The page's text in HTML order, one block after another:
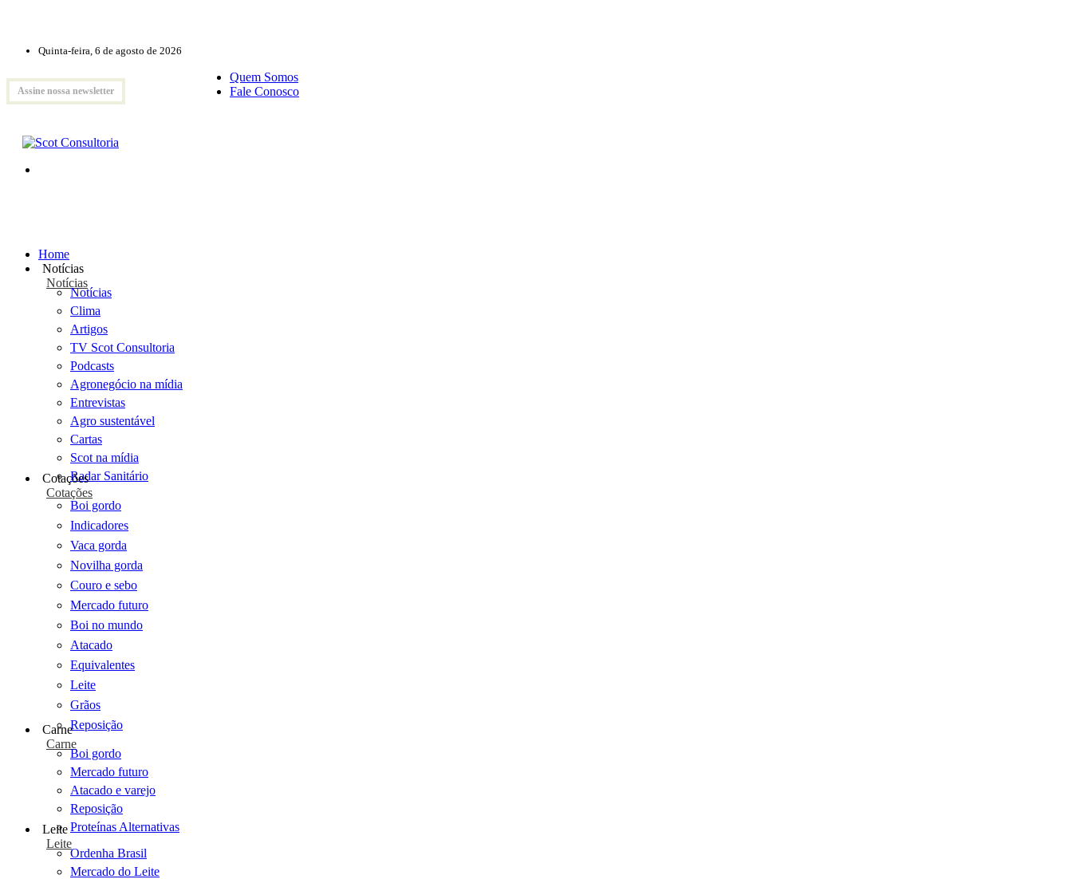
Quinta-feira, 6 de agosto de 2026
Assine nossa newsletter
Quem Somos
Fale Conosco
Home
Notícias
Notícias
Notícias
Clima
Artigos
TV Scot Consultoria
Podcasts
Agronegócio na mídia
Entrevistas
Agro sustentável
Cartas
Scot na mídia
Radar Sanitário
Cotações
Cotações
Boi gordo
Indicadores
Vaca gorda
Novilha gorda
Couro e sebo
Mercado futuro
Boi no mundo
Atacado
Equivalentes
Leite
Grãos
Reposição
Carne
Carne
Boi gordo
Mercado futuro
Atacado e varejo
Reposição
Proteínas Alternativas
Leite
Leite
Ordenha Brasil
Mercado do Leite